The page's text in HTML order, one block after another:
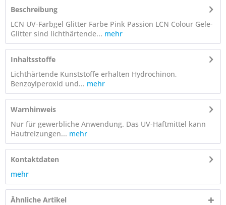
Beschreibung
LCN UV-Farbgel Glitter Farbe Pink Passion LCN Colour Gele-
Glitter sind lichthärtende... mehr
Inhaltsstoffe
Lichthärtende Kunststoffe erhalten Hydrochinon,
Benzoylperoxid und... mehr
Warnhinweis
Nur für gewerbliche Anwendung. Das UV-Haftmittel kann
Hautreizungen... mehr
Kontaktdaten
mehr
Ähnliche Artikel